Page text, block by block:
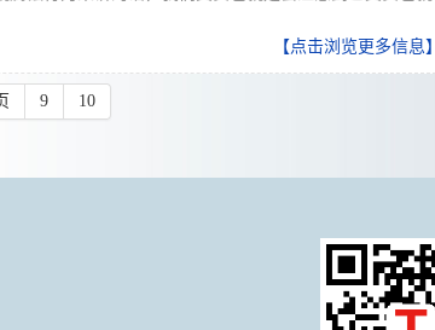
【点击浏览更多信息】
9 10